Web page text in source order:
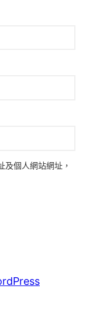
及個人網站網址，